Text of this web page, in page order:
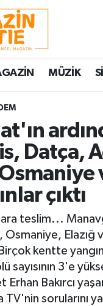
MÜZİK
Datça,
çıktı
teslim...
Osmaniye, Elazığ
kentte
sayısının 3'e
Erhan Bakırcı
sorularını
Durumu ve
Haberleri